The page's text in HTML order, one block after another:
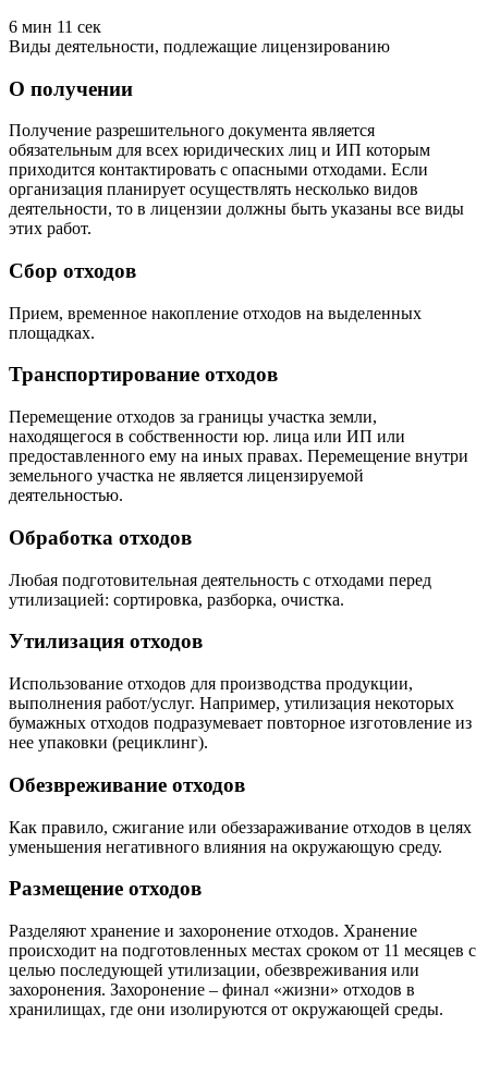
6 мин 11 сек
Виды деятельности, подлежащие лицензированию
О получении
Получение разрешительного документа является
обязательным для всех юридических лиц и ИП которым
приходится контактировать с опасными отходами. Если
организация планирует осуществлять несколько видов
деятельности, то в лицензии должны быть указаны все виды
этих работ.
Сбор отходов
Прием, временное накопление отходов на выделенных
площадках.
Транспортирование отходов
Перемещение отходов за границы участка земли,
находящегося в собственности юр. лица или ИП или
предоставленного ему на иных правах. Перемещение внутри
земельного участка не является лицензируемой
деятельностью.
Обработка отходов
Любая подготовительная деятельность с отходами перед
утилизацией: сортировка, разборка, очистка.
Утилизация отходов
Использование отходов для производства продукции,
выполнения работ/услуг. Например, утилизация некоторых
бумажных отходов подразумевает повторное изготовление из
нее упаковки (рециклинг).
Обезвреживание отходов
Как правило, сжигание или обеззараживание отходов в целях
уменьшения негативного влияния на окружающую среду.
Размещение отходов
Разделяют хранение и захоронение отходов. Хранение
происходит на подготовленных местах сроком от 11 месяцев с
целью последующей утилизации, обезвреживания или
захоронения. Захоронение – финал «жизни» отходов в
хранилищах, где они изолируются от окружающей среды.